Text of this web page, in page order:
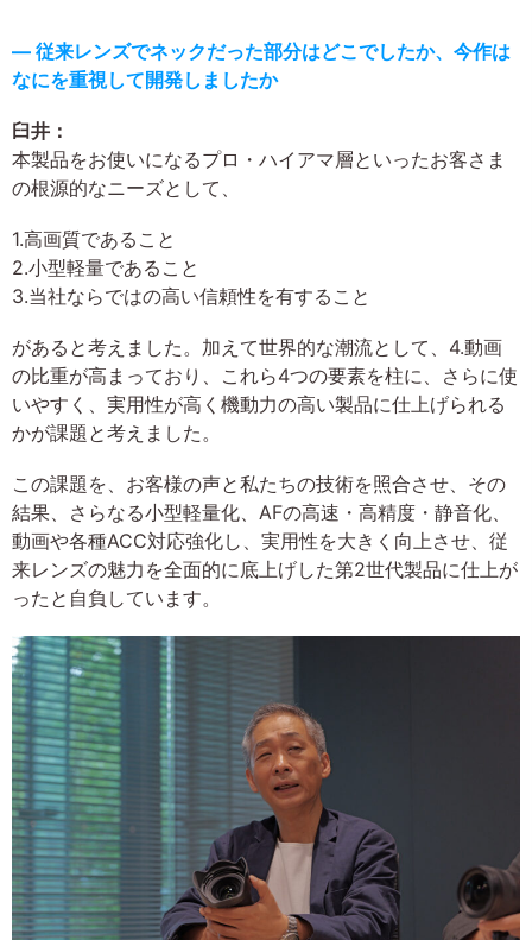
― 従来レンズでネックだった部分はどこでしたか、今作は
なにを重視して開発しましたか
臼井：
本製品をお使いになるプロ・ハイアマ層といったお客さま
の根源的なニーズとして、
1.高画質であること
2.小型軽量であること
3.当社ならではの高い信頼性を有すること
があると考えました。加えて世界的な潮流として、4.動画
の比重が高まっており、これら4つの要素を柱に、さらに使
いやすく、実用性が高く機動力の高い製品に仕上げられる
かが課題と考えました。
この課題を、お客様の声と私たちの技術を照合させ、その
結果、さらなる小型軽量化、AFの高速・高精度・静音化、
動画や各種ACC対応強化し、実用性を大きく向上させ、従
来レンズの魅力を全面的に底上げした第2世代製品に仕上が
ったと自負しています。